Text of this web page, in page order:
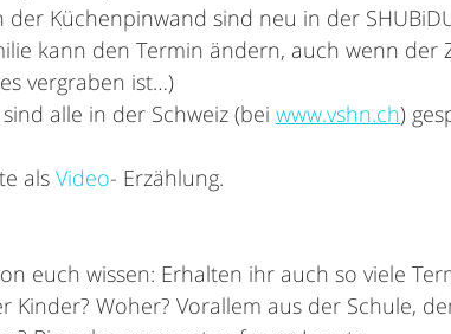
Küchenpinwand sind neu in der
kann den Termin ändern, auch wenn der
vergraben ist…)
alle in der Schweiz (bei www.vshn.ch)
als Video- Erzählung.
euch wissen: Erhalten ihr auch so viele
Woher? Vorallem aus der Schule,